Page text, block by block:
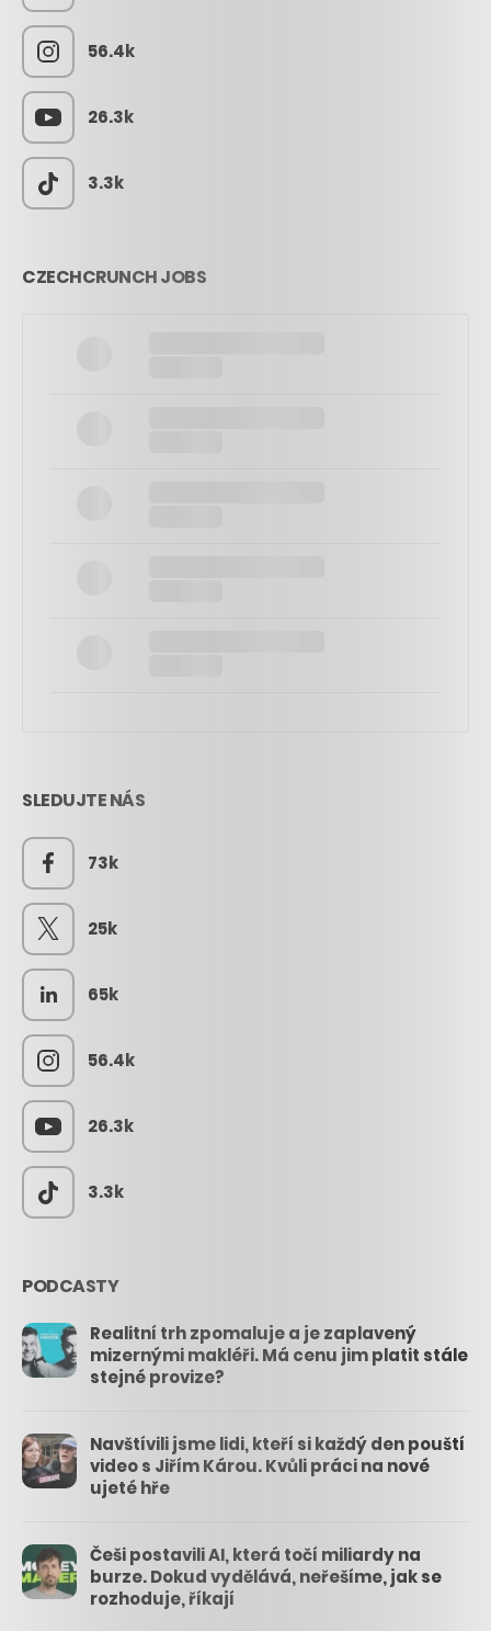
56.4k
26.3k
3.3k
CZECHCRUNCH JOBS
SLEDUJTE NÁS
73k
25k
65k
56.4k
26.3k
3.3k
PODCASTY
Realitní trh zpomaluje a je zaplavený
mizernými makléři. Má cenu jim platit stále
stejné provize?
Navštívili jsme lidi, kteří si každý den pouští
video s Jiřím Károu. Kvůli práci na nové
ujeté hře
Češi postavili AI, která točí miliardy na
burze. Dokud vydělává, neřešíme, jak se
rozhoduje, říkají